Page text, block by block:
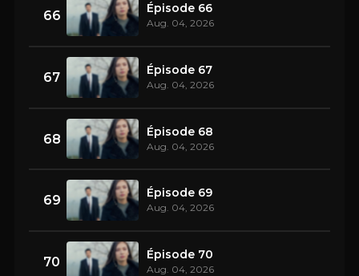
66 Épisode 66
Aug. 04, 2026
67 Épisode 67
Aug. 04, 2026
68 Épisode 68
Aug. 04, 2026
69 Épisode 69
Aug. 04, 2026
70 Épisode 70
Aug. 04, 2026